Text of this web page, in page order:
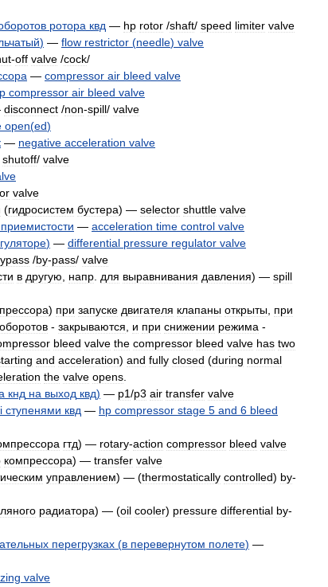
ротора квд — hp rotor /shaft/ speed limiter valve
) — flow restrictor (needle) valve
-off valve /cock/
— compressor air bleed valve
compressor air bleed valve
disconnect /non-spill/ valve
open(ed)
— negative acceleration valve
shutoff/ valve
valve
(гидросистем бустера) — selector shuttle valve
приемистости — acceleration time control valve
) — differential pressure regulator valve
/by-pass/ valve
в другую напр для выравнивания давления) — spill
) при запуске двигателя клапаны открыты при
оборотов - закрываются и при снижении режима -
bleed valve the compressor bleed valve has two
and acceleration) and fully closed (during normal
the valve opens
кнд на выход квд) — p1/p3 air transfer valve
ступенями квд — hp compressor stage 5 and 6 bleed
гтд) — rotary-action compressor bleed valve
компрессора) — transfer valve
управлением) — (thermostatically controlled) by-
радиатора) — (oil cooler) pressure differential by-
перегрузках (в перевернутом полете) —
valve